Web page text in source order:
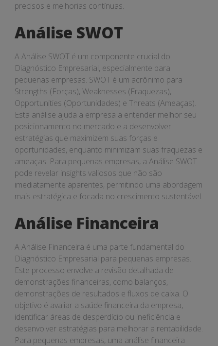
precisos e melhorias contínuas.
Análise SWOT
A Análise SWOT é um componente crucial do
Diagnóstico Empresarial, especialmente para
pequenas empresas. SWOT é um acrônimo para
Strengths (Forças), Weaknesses (Fraquezas),
Opportunities (Oportunidades) e Threats (Ameaças).
Esta análise ajuda a empresa a entender melhor seu
posicionamento no mercado e a desenvolver
estratégias que maximizem suas forças e
oportunidades, enquanto minimizam suas fraquezas e
ameaças. Para pequenas empresas, a Análise SWOT
pode revelar insights valiosos que não são
imediatamente aparentes, permitindo uma abordagem
mais estratégica e focada no crescimento sustentável.
Análise Financeira
A Análise Financeira é uma parte fundamental do
Diagnóstico Empresarial para pequenas empresas.
Este processo envolve a revisão detalhada de
demonstrações financeiras, como balanços,
demonstrações de resultados e fluxos de caixa. O
objetivo é avaliar a saúde financeira da empresa,
identificar áreas de desperdício ou ineficiência e
desenvolver estratégias para melhorar a rentabilidade.
Para pequenas empresas, uma análise financeira